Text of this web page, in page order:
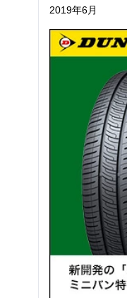
2019年6月